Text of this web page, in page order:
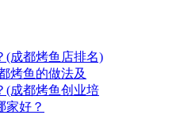
(成都烤鱼店排名)
烤鱼的做法及
(成都烤鱼创业培
家好？